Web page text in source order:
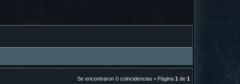
Se encontraron 0 coincidencias • Página 1 de 1